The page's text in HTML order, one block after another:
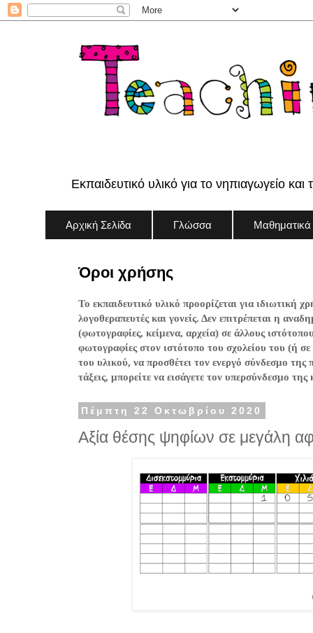
Εκπαιδευτικό υλικό για το νηπιαγωγείο και
Αρχική Σελίδα Γλώσσα Μαθηματικά
Όροι χρήσης
Το εκπαιδευτικό υλικό προορίζεται για ιδιωτική
λογοθεραπευτές και γονείς. Δεν επιτρέπεται η
(φωτογραφίες, κείμενα, αρχεία) σε άλλους
φωτογραφίες στον ιστότοπο του σχολείου του (ή
του υλικού, να προσθέτει τον ενεργό σύνδεσμο
τάξεις, μπορείτε να εισάγετε τον υπερσύνδεσμο
Πέμπτη 22 Οκτωβρίου 2020
Αξία θέσης ψηφίων σε μεγάλη